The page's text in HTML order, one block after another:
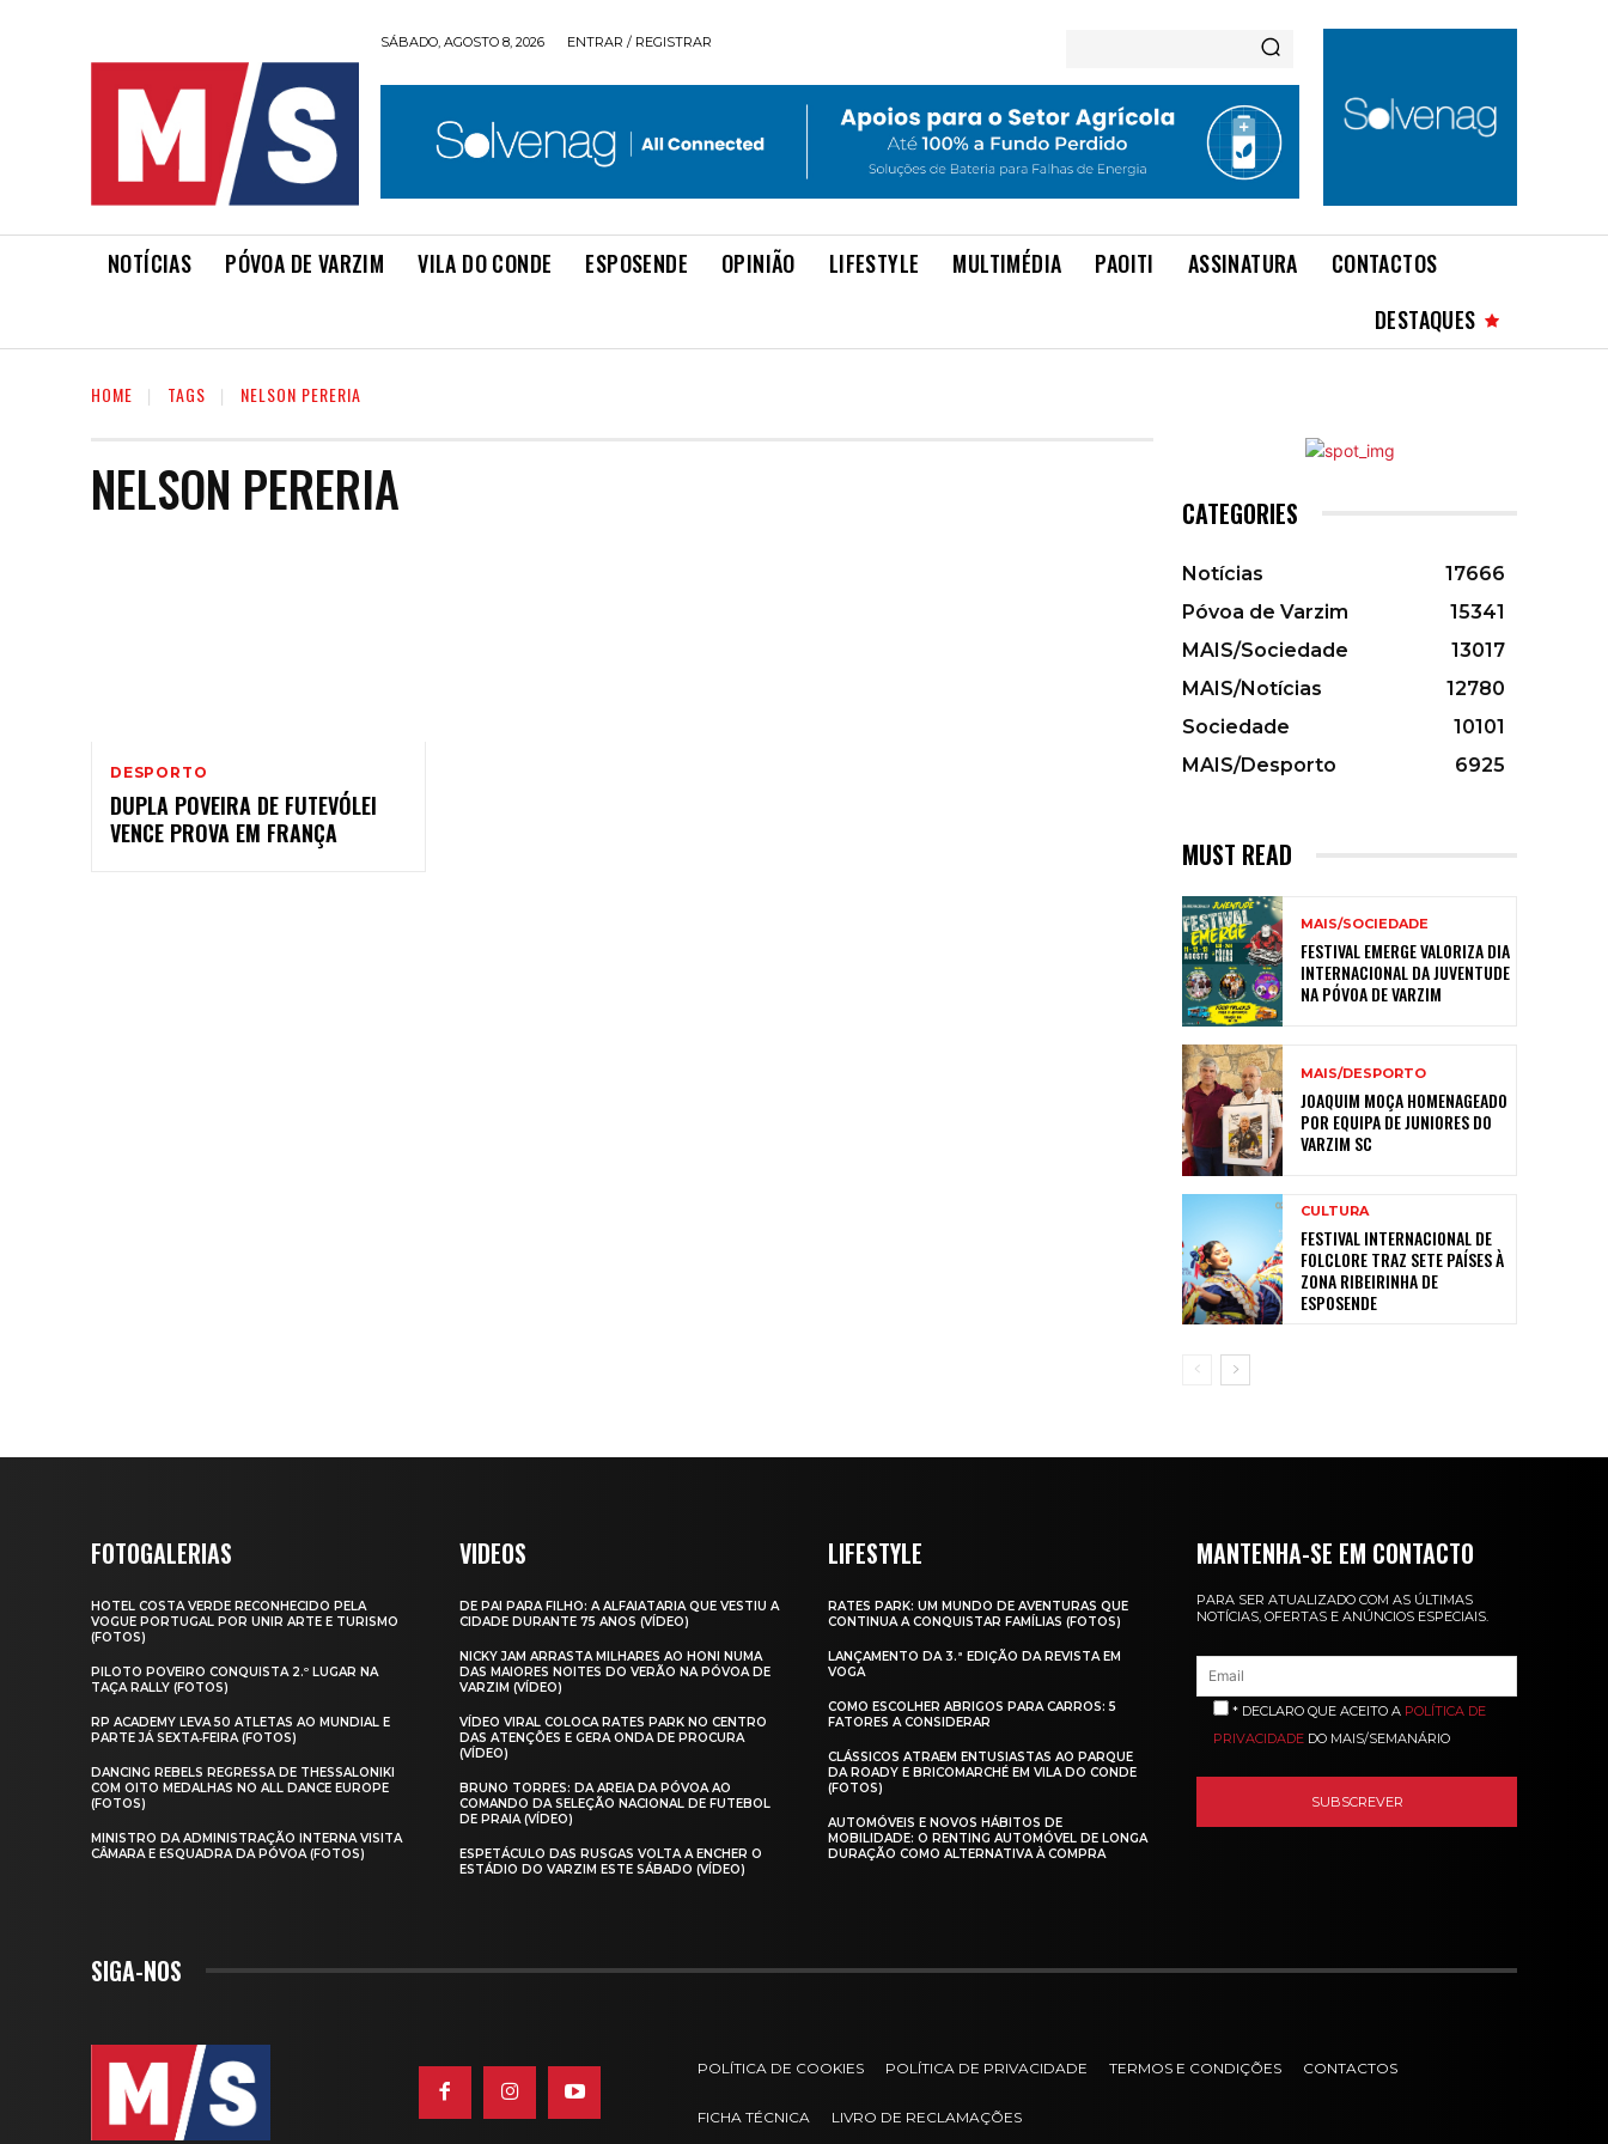
SÁBADO, AGOSTO 8, 2026 ENTRAR / REGISTRAR
NOTÍCIAS PÓVOA DE VARZIM VILA DO CONDE ESPOSENDE OPINIÃO LIFESTYLE MULTIMÉDIA PAOITI ASSINATURA
CONTACTOS
DESTAQUES
HOME TAGS NELSON PERERIA
NELSON PERERIA
DESPORTO
DUPLA POVEIRA DE FUTEVÓLEI
VENCE PROVA EM FRANÇA
CATEGORIES
Notícias
17666
Póvoa de Varzim
15341
MAIS/Sociedade
13017
MAIS/Notícias
12780
Sociedade
10101
MAIS/Desporto
6925
MUST READ
MAIS/SOCIEDADE
FESTIVAL EMERGE VALORIZA DIA
INTERNACIONAL DA JUVENTUDE
NA PÓVOA DE VARZIM
MAIS/DESPORTO
JOAQUIM MOÇA HOMENAGEADO
POR EQUIPA DE JUNIORES DO
VARZIM SC
CULTURA
FESTIVAL INTERNACIONAL DE
FOLCLORE TRAZ SETE PAÍSES À
ZONA RIBEIRINHA DE
ESPOSENDE
FOTOGALERIAS
HOTEL COSTA VERDE RECONHECIDO PELA
VOGUE PORTUGAL POR UNIR ARTE E TURISMO
(FOTOS)
PILOTO POVEIRO CONQUISTA 2.º LUGAR NA
TAÇA RALLY (FOTOS)
RP ACADEMY LEVA 50 ATLETAS AO MUNDIAL E
PARTE JÁ SEXTA‑FEIRA (FOTOS)
DANCING REBELS REGRESSA DE THESSALONIKI
COM OITO MEDALHAS NO ALL DANCE EUROPE
(FOTOS)
MINISTRO DA ADMINISTRAÇÃO INTERNA VISITA
CÂMARA E ESQUADRA DA PÓVOA (FOTOS)
VIDEOS
DE PAI PARA FILHO: A ALFAIATARIA QUE VESTIU A
CIDADE DURANTE 75 ANOS (VÍDEO)
NICKY JAM ARRASTA MILHARES AO HONI NUMA
DAS MAIORES NOITES DO VERÃO NA PÓVOA DE
VARZIM (VÍDEO)
VÍDEO VIRAL COLOCA RATES PARK NO CENTRO
DAS ATENÇÕES E GERA ONDA DE PROCURA
(VÍDEO)
BRUNO TORRES: DA AREIA DA PÓVOA AO
COMANDO DA SELEÇÃO NACIONAL DE FUTEBOL
DE PRAIA (VÍDEO)
ESPETÁCULO DAS RUSGAS VOLTA A ENCHER O
ESTÁDIO DO VARZIM ESTE SÁBADO (VÍDEO)
LIFESTYLE
RATES PARK: UM MUNDO DE AVENTURAS QUE
CONTINUA A CONQUISTAR FAMÍLIAS (FOTOS)
LANÇAMENTO DA 3.ª EDIÇÃO DA REVISTA EM
VOGA
COMO ESCOLHER ABRIGOS PARA CARROS: 5
FATORES A CONSIDERAR
CLÁSSICOS ATRAEM ENTUSIASTAS AO PARQUE
DA ROADY E BRICOMARCHÉ EM VILA DO CONDE
(FOTOS)
AUTOMÓVEIS E NOVOS HÁBITOS DE
MOBILIDADE: O RENTING AUTOMÓVEL DE LONGA
DURAÇÃO COMO ALTERNATIVA À COMPRA
MANTENHA-SE EM CONTACTO
PARA SER ATUALIZADO COM AS ÚLTIMAS
NOTÍCIAS, OFERTAS E ANÚNCIOS ESPECIAIS.
* DECLARO QUE ACEITO A POLÍTICA DE
PRIVACIDADE DO MAIS/SEMANÁRIO
SIGA-NOS
POLÍTICA DE COOKIES POLÍTICA DE PRIVACIDADE TERMOS E CONDIÇÕES CONTACTOS
FICHA TÉCNICA LIVRO DE RECLAMAÇÕES